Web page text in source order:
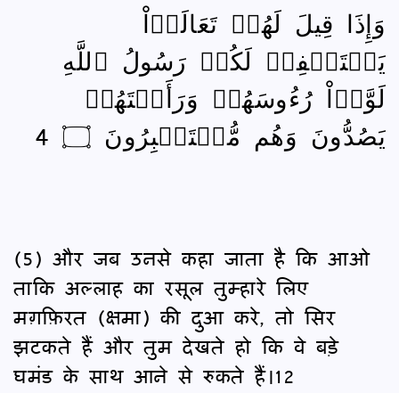
وَإِذَا قِيلَ لَهُمۡ تَعَالَوۡاْ
يَسۡتَغۡفِرۡ لَكُمۡ رَسُولُ ٱللَّهِ
لَوَّوۡاْ رُءُوسَهُمۡ وَرَأَيۡتَهُمۡ
يَصُدُّونَ وَهُم مُّسۡتَكۡبِرُونَ ۝ 4
(5) और जब उनसे कहा जाता है कि आओ
ताकि अल्लाह का रसूल तुम्हारे लिए
मग़फ़िरत (क्षमा) की दुआ करे, तो सिर
झटकते हैं और तुम देखते हो कि वे बड़े
घमंड के साथ आने से रुकते हैं।12